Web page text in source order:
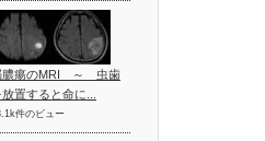
膿瘍のMRI ～ 虫歯
放置すると命に...
件のビュー